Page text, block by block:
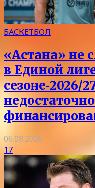
БАСКЕТБОЛ
«Астана» не
в Единой
сезоне‑2026/
06.08.2026
17